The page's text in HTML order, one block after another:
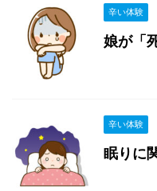
辛い体験
娘が「
辛い体験
眠りに